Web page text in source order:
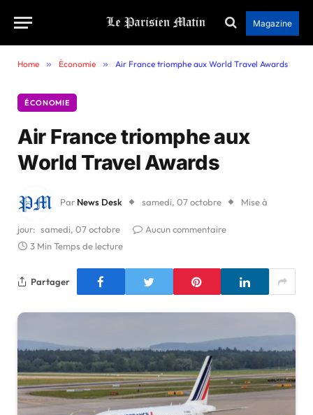
Magazine
Home » Économie » Air France triomphe aux World Travel Awards
ÉCONOMIE
Air France triomphe aux
World Travel Awards
Par News Desk samedi, 07 octobre Mise à
jour: samedi, 07 octobre
Aucun commentaire
3 Min Temps de lecture
Partager